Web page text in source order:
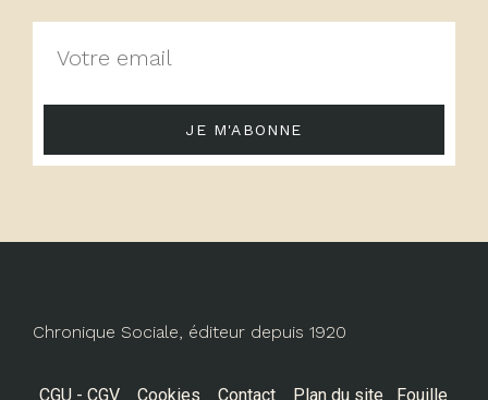
JE M'ABONNE
Chronique Sociale, éditeur depuis 1920
CGU - CGV Cookies Contact Plan du site Fouille